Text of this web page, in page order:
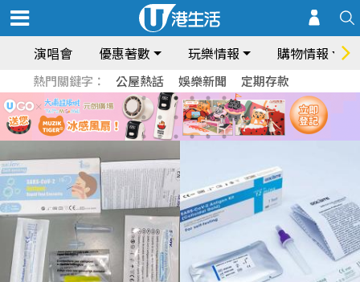
演唱會 優惠著數 玩樂情報 購物情報
熱門關鍵字： 公屋熱話 娛樂新聞 定期存款